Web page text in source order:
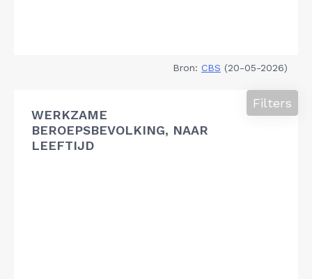
Bron: CBS (20-05-2026)
WERKZAME
BEROEPSBEVOLKING, NAAR
LEEFTIJD
Filters